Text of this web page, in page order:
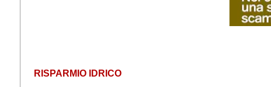
RISPARMIO IDRICO